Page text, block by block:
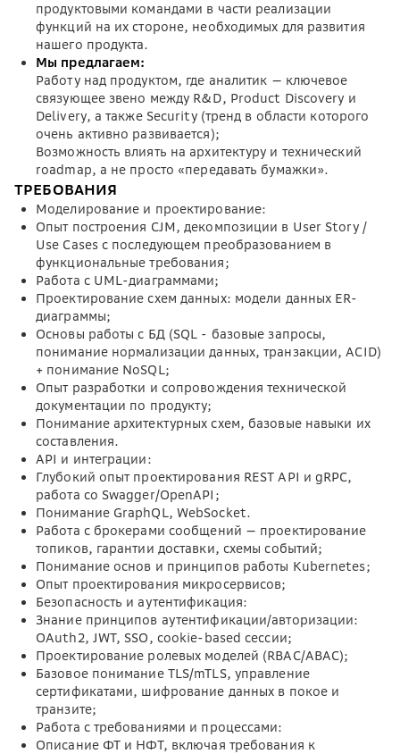
продуктовыми командами в части реализации
функций на их стороне, необходимых для развития
нашего продукта.
Мы предлагаем:
Работу над продуктом, где аналитик — ключевое
связующее звено между R&D, Product Discovery и
Delivery, а также Security (тренд в области которого
очень активно развивается);
Возможность влиять на архитектуру и технический
roadmap, а не просто «передавать бумажки».
ТРЕБОВАНИЯ
Моделирование и проектирование:
Опыт построения CJM, декомпозиции в User Story /
Use Cases с последующем преобразованием в
функциональные требования;
Работа с UML-диаграммами;
Проектирование схем данных: модели данных ER-
диаграммы;
Основы работы с БД (SQL - базовые запросы,
понимание нормализации данных, транзакции, ACID)
+ понимание NoSQL;
Опыт разработки и сопровождения технической
документации по продукту;
Понимание архитектурных схем, базовые навыки их
составления.
API и интеграции:
Глубокий опыт проектирования REST API и gRPC,
работа со Swagger/OpenAPI;
Понимание GraphQL, WebSocket.
Работа с брокерами сообщений — проектирование
топиков, гарантии доставки, схемы событий;
Понимание основ и принципов работы Kubernetes;
Опыт проектирования микросервисов;
Безопасность и аутентификация:
Знание принципов аутентификации/авторизации:
OAuth2, JWT, SSO, cookie-based сессии;
Проектирование ролевых моделей (RBAC/ABAC);
Базовое понимание TLS/mTLS, управление
сертификатами, шифрование данных в покое и
транзите;
Работа с требованиями и процессами:
Описание ФТ и НФТ, включая требования к